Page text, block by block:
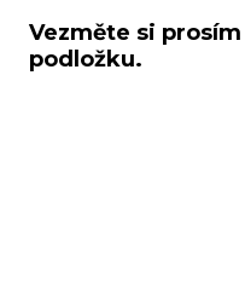
Vezměte si
podložku.